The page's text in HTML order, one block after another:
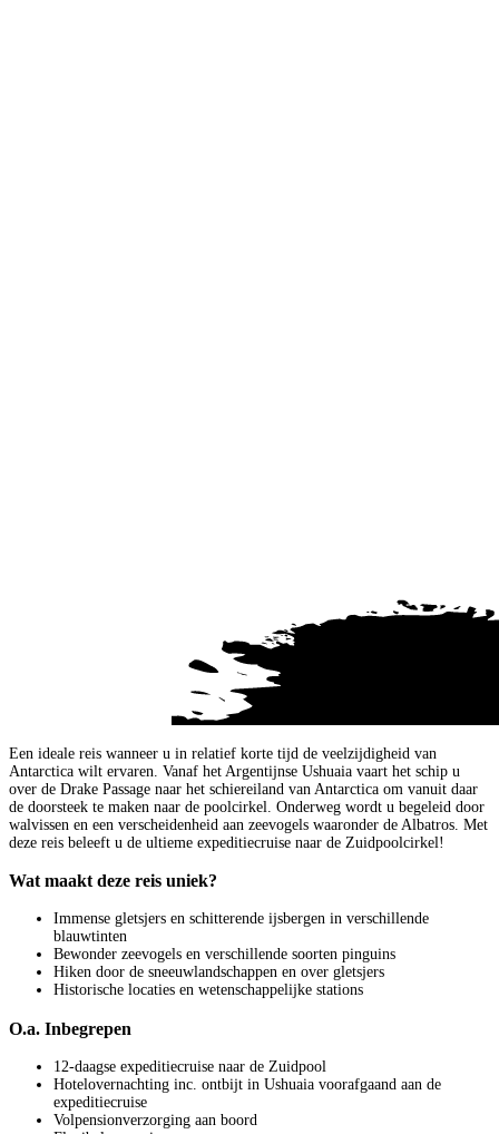
Een ideale reis wanneer u in relatief korte tijd de veelzijdigheid van
Antarctica wilt ervaren. Vanaf het Argentijnse Ushuaia vaart het schip u
over de Drake Passage naar het schiereiland van Antarctica om vanuit daar
de doorsteek te maken naar de poolcirkel. Onderweg wordt u begeleid door
walvissen en een verscheidenheid aan zeevogels waaronder de Albatros. Met
deze reis beleeft u de ultieme expeditiecruise naar de Zuidpoolcirkel!
Wat maakt deze reis uniek?
Immense gletsjers en schitterende ijsbergen in verschillende
blauwtinten
Bewonder zeevogels en verschillende soorten pinguins
Hiken door de sneeuwlandschappen en over gletsjers
Historische locaties en wetenschappelijke stations
O.a. Inbegrepen
12-daagse expeditiecruise naar de Zuidpool
Hotelovernachting inc. ontbijt in Ushuaia voorafgaand aan de
expeditiecruise
Volpensionverzorging aan boord